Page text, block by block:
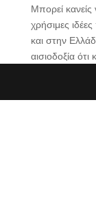
Μπορεί κανείς
χρήσιμες
και στην
αισιοδοξία